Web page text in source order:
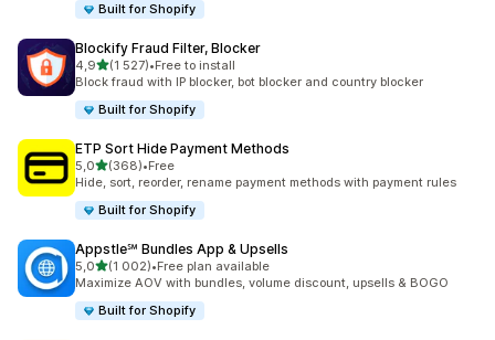
Built for Shopify
Blockify Fraud Filter, Blocker
4,9/ 5 tähteä
(1 527)
1527 arvostelua yhteensä
•Free to install
Block fraud with IP blocker, bot blocker and country blocker
Built for Shopify
ETP Sort Hide Payment Methods
5,0/ 5 tähteä
(368)
368 arvostelua yhteensä
•Free
Hide, sort, reorder, rename payment methods with payment rules
Built for Shopify
Appstle℠ Bundles App & Upsells
5,0/ 5 tähteä
(1 002)
1002 arvostelua yhteensä
•Free plan available
Maximize AOV with bundles, volume discount, upsells & BOGO
Built for Shopify